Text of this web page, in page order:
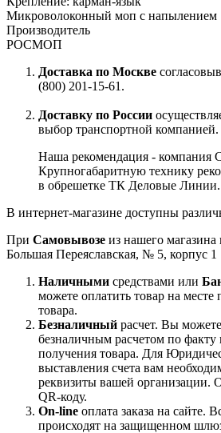
Микроволоконный моп с напылением
Производитель
РОСМОП
Доставка по Москве
(800) 201-15-61.
Доставку по России
выбор транспортной компанией.
Наша рекомендация - компания
Крупногабаритную технику
в обрешетке ТК Деловые Линии.
В интернет-магазине доступны
При Самовывозе из нашего магазина
Большая Переяславская, № 5, корпус 1
Наличными средствами или
можете оплатить товар на месте
товара.
Безналичный расчет. Вы
безналичным расчетом по факту
получения товара. Для
выставления счета вам
реквизиты вашей организации.
QR-коду.
On-line оплата заказа на сайте.
происходят на защищенном